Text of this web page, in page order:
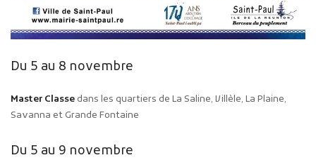
Du 5 au 8 novembre
Master Classedans les quartiers de La Saline, Villèle, La Plaine,
Savanna et Grande Fontaine
Du 5 au 9 novembre